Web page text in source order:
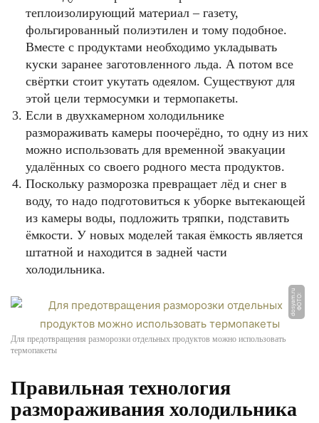
теплоизолирующий материал – газету,
фольгированный полиэтилен и тому подобное.
Вместе с продуктами необходимо укладывать
куски заранее заготовленного льда. А потом все
свёртки стоит укутать одеялом. Существуют для
этой цели термосумки и термопакеты.
Если в двухкамерном холодильнике
размораживать камеры поочерёдно, то одну из них
можно использовать для временной эвакуации
удалённых со своего родного места продуктов.
Поскольку разморозка превращает лёд и снег в
воду, то надо подготовиться к уборке вытекающей
из камеры воды, подложить тряпки, подставить
ёмкости. У новых моделей такая ёмкость является
штатной и находится в задней части
холодильника.
Ф
О
Т
О:
d
o
s
y
a
m.
r
u
Для предотвращения разморозки отдельных продуктов можно использовать
термопакеты
Правильная технология
размораживания холодильника